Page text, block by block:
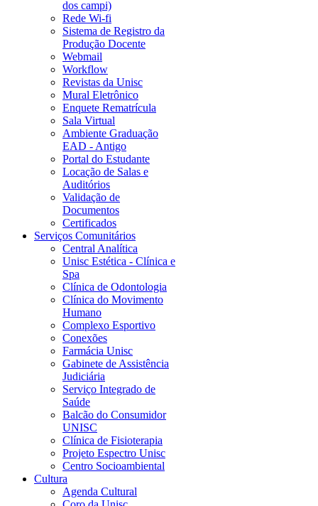
dos campi)
Rede Wi-fi
Sistema de Registro da
Produção Docente
Webmail
Workflow
Revistas da Unisc
Mural Eletrônico
Enquete Rematrícula
Sala Virtual
Ambiente Graduação
EAD - Antigo
Portal do Estudante
Locação de Salas e
Auditórios
Validação de
Documentos
Certificados
Serviços Comunitários
Central Analítica
Unisc Estética - Clínica e
Spa
Clínica de Odontologia
Clínica do Movimento
Humano
Complexo Esportivo
Conexões
Farmácia Unisc
Gabinete de Assistência
Judiciária
Serviço Integrado de
Saúde
Balcão do Consumidor
UNISC
Clínica de Fisioterapia
Projeto Espectro Unisc
Centro Socioambiental
Cultura
Agenda Cultural